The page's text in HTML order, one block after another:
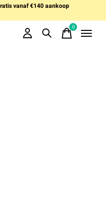
vanaf €140 aankoop
0items